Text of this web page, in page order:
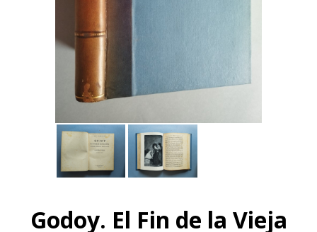
Godoy. El Fin de la Vieja